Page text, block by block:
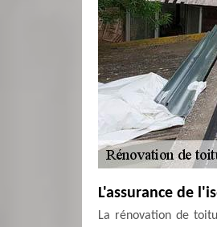
L'assurance de
La rénovation de